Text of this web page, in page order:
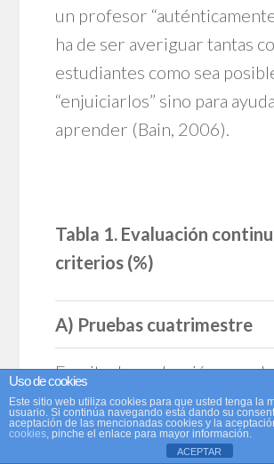
un profesor
ha de ser averiguar tantas
estudiantes como sea
“enjuiciarlos” sino para
aprender (Bain, 2006).
Tabla 1. Evaluación
criterios (%)
A) Pruebas cuatrimestre
Escrita de evaluación en aula
sin soporte documental
(casos prácticos)
Uso de cookies
Este sitio web utiliza cookies para que usted tenga la
usuario. Si continúa navegando está dando su
aceptación de las mencionadas cookies y la
cookies, pinche el enlace para mayor información.
ACEPTAR